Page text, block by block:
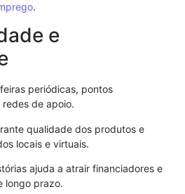
.
e
periódicas, pontos
de apoio.
qualidade dos produtos e
locais e virtuais.
ajuda a atrair financiadores e
longo prazo.